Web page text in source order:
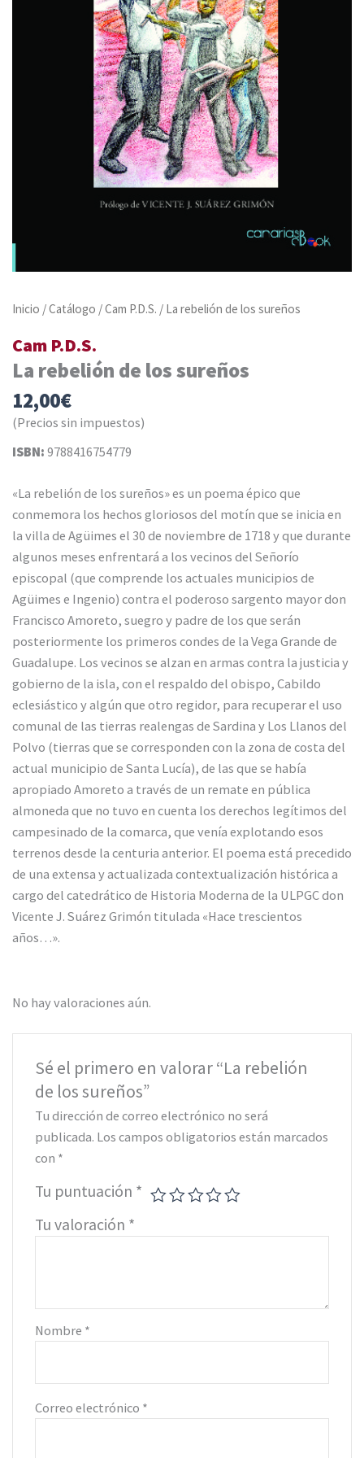
Inicio /Catálogo /Cam P.D.S. / La rebelión de los sureños
Cam P.D.S.
La rebelión de los sureños
12,00€
(Precios sin impuestos)
ISBN: 9788416754779
«La rebelión de los sureños» es un poema épico que
conmemora los hechos gloriosos del motín que se inicia en
la villa de Agüimes el 30 de noviembre de 1718 y que durante
algunos meses enfrentará a los vecinos del Señorío
episcopal (que comprende los actuales municipios de
Agüimes e Ingenio) contra el poderoso sargento mayor don
Francisco Amoreto, suegro y padre de los que serán
posteriormente los primeros condes de la Vega Grande de
Guadalupe. Los vecinos se alzan en armas contra la justicia y
gobierno de la isla, con el respaldo del obispo, Cabildo
eclesiástico y algún que otro regidor, para recuperar el uso
comunal de las tierras realengas de Sardina y Los Llanos del
Polvo (tierras que se corresponden con la zona de costa del
actual municipio de Santa Lucía), de las que se había
apropiado Amoreto a través de un remate en pública
almoneda que no tuvo en cuenta los derechos legítimos del
campesinado de la comarca, que venía explotando esos
terrenos desde la centuria anterior. El poema está precedido
de una extensa y actualizada contextualización histórica a
cargo del catedrático de Historia Moderna de la ULPGC don
Vicente J. Suárez Grimón titulada «Hace trescientos
años…».
No hay valoraciones aún.
Sé el primero en valorar “La rebelión
de los sureños”
Tu dirección de correo electrónico no será
publicada. Los campos obligatorios están marcados
con *
Tu puntuación *
Tu valoración *
Nombre *
Correo electrónico *